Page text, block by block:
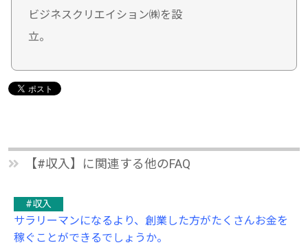
ビジネスクリエイション㈱を設
立。
【#収入】に関連する他のFAQ
#収入
サラリーマンになるより、創業した方がたくさんお金を
稼ぐことができるでしょうか。